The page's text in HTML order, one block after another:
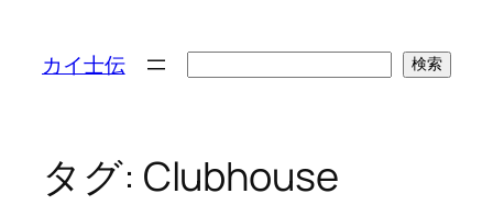
カイ士伝 検索
タグ: Clubhouse